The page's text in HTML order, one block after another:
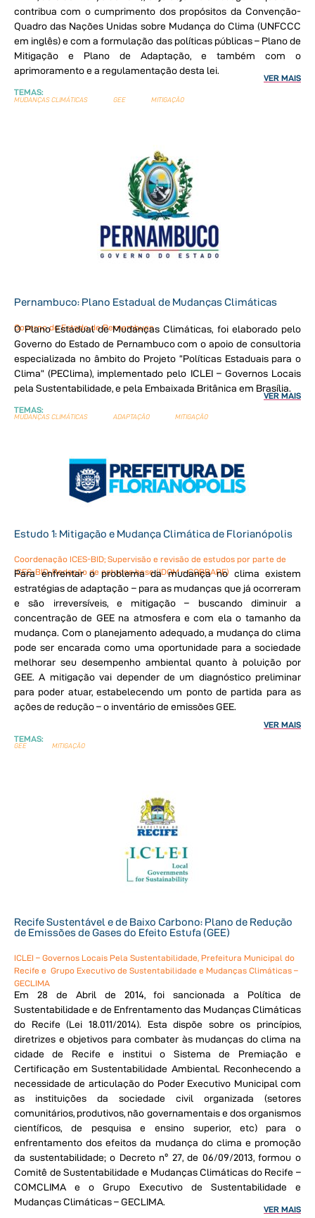
contribua com o cumprimento dos propósitos da Convenção-
Quadro das Nações Unidas sobre Mudança do Clima (UNFCCC
em inglês) e com a formulação das políticas públicas – Plano de
Mitigação e Plano de Adaptação, e também com o
aprimoramento e a regulamentação desta lei.
VER MAIS
TEMAS:
MUDANÇAS CLIMÁTICAS GEE MITIGAÇÃO
Pernambuco: Plano Estadual de Mudanças Climáticas
Governo do Estado de Pernambuco
O Plano Estadual de Mudanças Climáticas, foi elaborado pelo
Governo do Estado de Pernambuco com o apoio de consultoria
especializada no âmbito do Projeto “Políticas Estaduais para o
Clima” (PEClima), implementado pelo ICLEI – Governos Locais
pela Sustentabilidade, e pela Embaixada Britânica em Brasília.
VER MAIS
TEMAS:
MUDANÇAS CLIMÁTICAS ADAPTAÇÃO MITIGAÇÃO
Estudo 1: Mitigação e Mudança Climática de Florianópolis
Coordenação ICES-BID; Supervisão e revisão de estudos por parte de
ICES-BID; Redação de estudos base (IDOM – COBRAPE)
Para enfrentar o problema da mudança no clima existem
estratégias de adaptação – para as mudanças que já ocorreram
e são irreversíveis, e mitigação – buscando diminuir a
concentração de GEE na atmosfera e com ela o tamanho da
mudança. Com o planejamento adequado, a mudança do clima
pode ser encarada como uma oportunidade para a sociedade
melhorar seu desempenho ambiental quanto à poluição por
GEE. A mitigação vai depender de um diagnóstico preliminar
para poder atuar, estabelecendo um ponto de partida para as
ações de redução – o inventário de emissões GEE.
VER MAIS
TEMAS:
GEE MITIGAÇÃO
Recife Sustentável e de Baixo Carbono: Plano de Redução
de Emissões de Gases do Efeito Estufa (GEE)
ICLEI – Governos Locais Pela Sustentabilidade, Prefeitura Municipal do
Recife e Grupo Executivo de Sustentabilidade e Mudanças Climáticas –
GECLIMA
Em 28 de Abril de 2014, foi sancionada a Política de
Sustentabilidade e de Enfrentamento das Mudanças Climáticas
do Recife (Lei 18.011/2014). Esta dispõe sobre os princípios,
diretrizes e objetivos para combater às mudanças do clima na
cidade de Recife e institui o Sistema de Premiação e
Certificação em Sustentabilidade Ambiental. Reconhecendo a
necessidade de articulação do Poder Executivo Municipal com
as instituições da sociedade civil organizada (setores
comunitários, produtivos, não governamentais e dos organismos
científicos, de pesquisa e ensino superior, etc) para o
enfrentamento dos efeitos da mudança do clima e promoção
da sustentabilidade; o Decreto nº 27, de 06/09/2013, formou o
Comitê de Sustentabilidade e Mudanças Climáticas do Recife –
COMCLIMA e o Grupo Executivo de Sustentabilidade e
Mudanças Climáticas – GECLIMA.
VER MAIS